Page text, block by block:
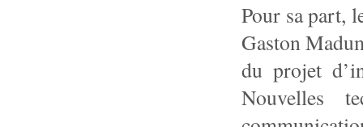
Pour sa part,
Gaston
du projet
Nouvelles